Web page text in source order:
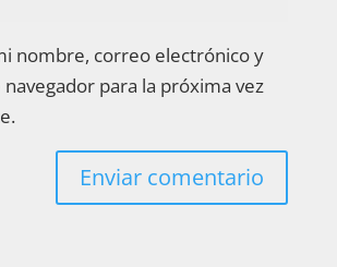
nombre, correo electrónico y
para la próxima vez